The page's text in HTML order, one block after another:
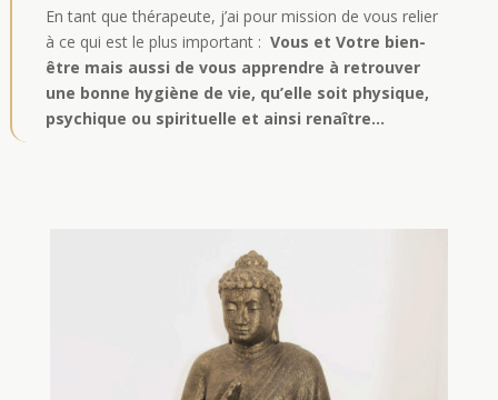
En tant que thérapeute, j’ai pour mission de vous relier
à ce qui est le plus important : Vous et Votre bien-
être mais aussi de vous apprendre à retrouver
une bonne hygiène de vie, qu’elle soit physique,
psychique ou spirituelle et ainsi renaître…